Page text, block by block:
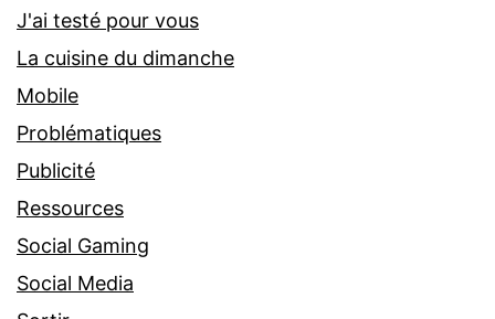
J'ai testé pour vous
La cuisine du dimanche
Mobile
Problématiques
Publicité
Ressources
Social Gaming
Social Media